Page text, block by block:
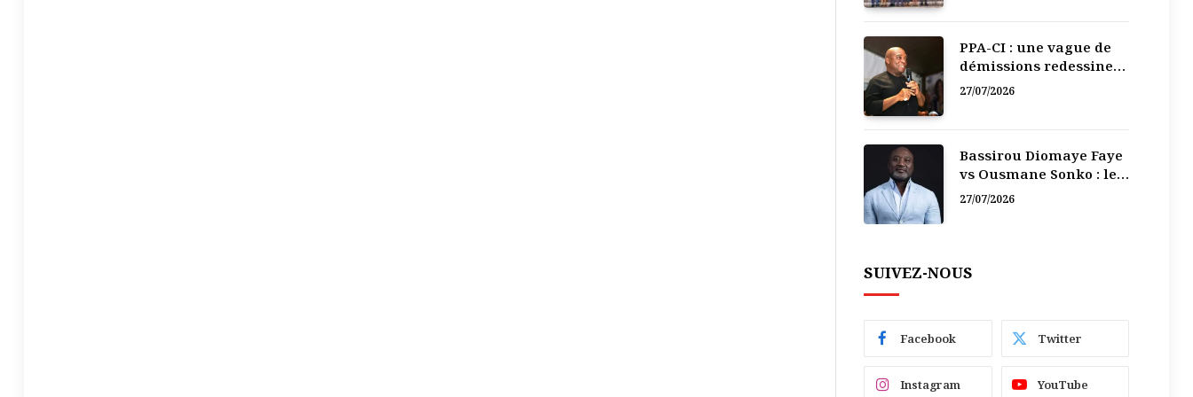
PPA-CI : une vague de
démissions redessine
la recomposition
27/07/2026
Bassirou Diomaye Faye
vs Ousmane Sonko : le
vacarme du pouvoir ne
27/07/2026
SUIVEZ-NOUS
Facebook Twitter
Instagram YouTube